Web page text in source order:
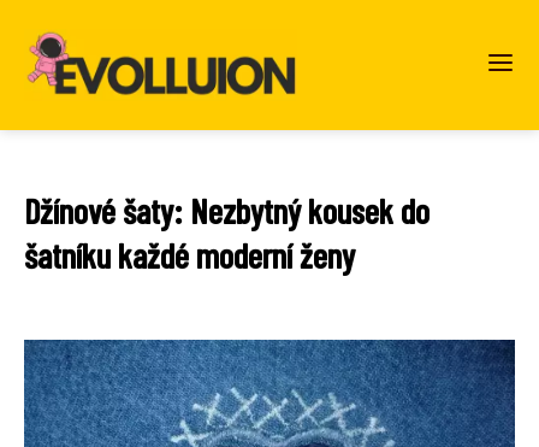
Džínové šaty: Nezbytný kousek do
šatníku každé moderní ženy